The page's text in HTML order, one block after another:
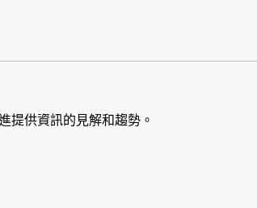
提供資訊的見解和趨勢。